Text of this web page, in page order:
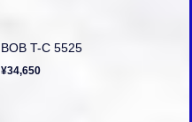
BOB T-C 5525
¥34,650